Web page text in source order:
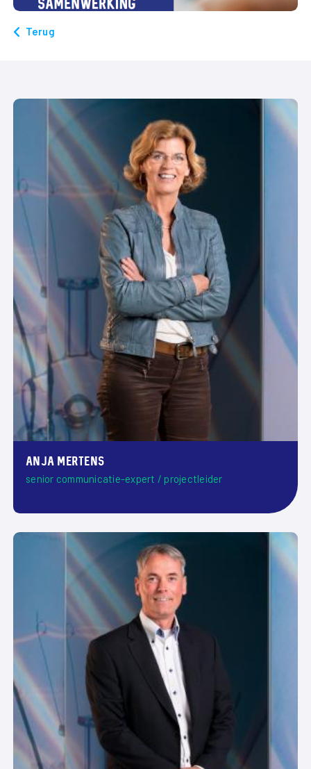
Terug
Anja Mertens
senior communicatie-expert / projectleider